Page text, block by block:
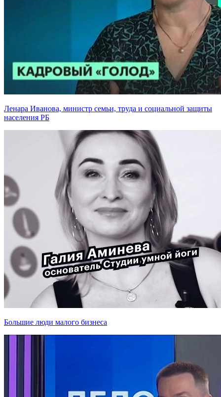
Ленара Иванова, министр семьи, труда и социальной защиты
населения РБ
Большие люди малого бизнеса